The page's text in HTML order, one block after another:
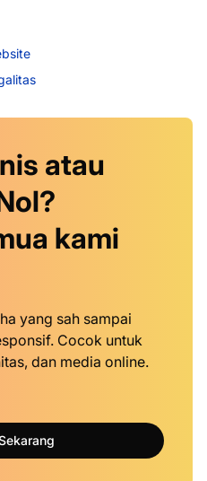
atau
kami
yang sah sampai
Cocok untuk
dan media online.